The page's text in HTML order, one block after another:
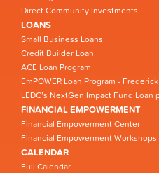
Direct Community Investments
LOANS
Small Business Loans
Credit Builder Loan
ACE Loan Program
EmPOWER Loan Program -
LEDC’s NextGen Impact Fund Loan
FINANCIAL EMPOWERMENT
Financial Empowerment Center
Financial Empowerment Workshops
CALENDAR
Full Calendar